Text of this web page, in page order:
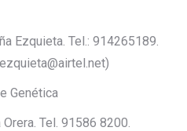
Ezquieta. Tel.: 914265189.
Genética
Tel. 91586 8200.